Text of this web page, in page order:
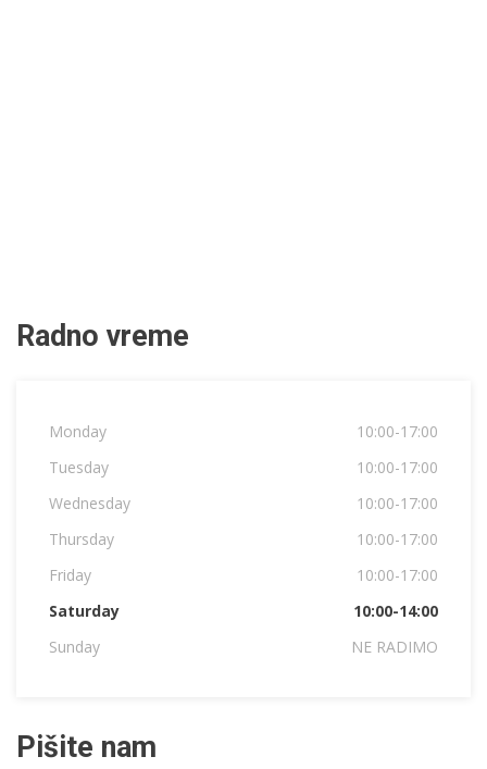
Radno vreme
Monday
10:00-17:00
Tuesday
10:00-17:00
Wednesday
10:00-17:00
Thursday
10:00-17:00
Friday
10:00-17:00
Saturday
10:00-14:00
Sunday
NE RADIMO
Pišite nam